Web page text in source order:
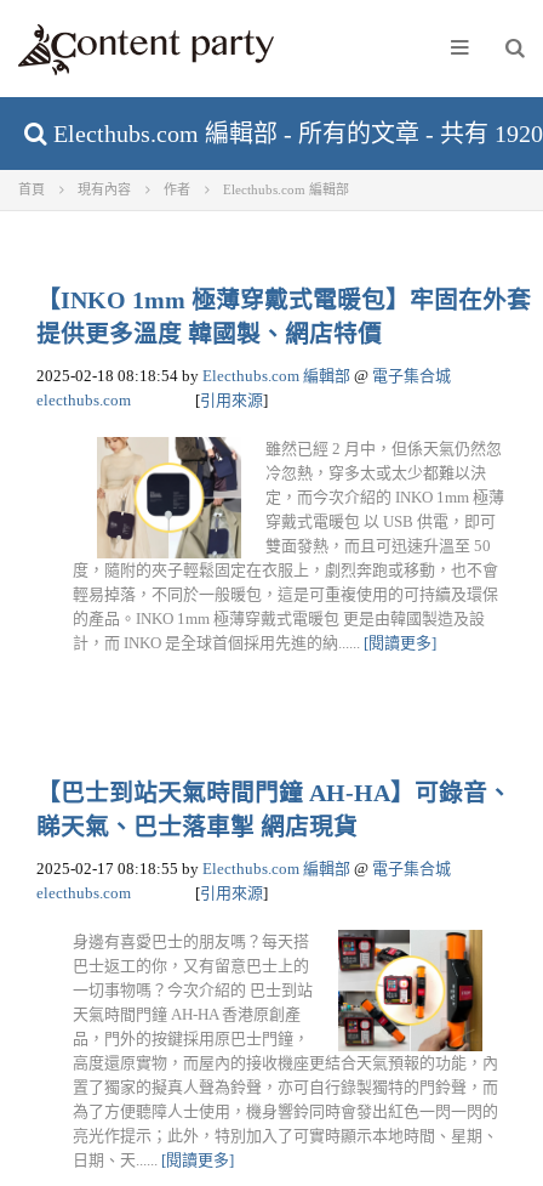
Electhubs.com 編輯部 - 所有的文章 - 共有
首頁 現有內容 作者 Electhubs.com 編輯部
【INKO 1mm 極薄穿戴式電暖包】牢固在外套
提供更多溫度 韓國製、網店特價
2025-02-18 08:18:54 by Electhubs.com 編輯部 @ 電子集合城
electhubs.com
[引用來源]
雖然已經 2 月中，但係天氣仍然忽
冷忽熱，穿多太或太少都難以決
定，而今次介紹的 INKO 1mm 極薄
穿戴式電暖包 以 USB 供電，即可
雙面發熱，而且可迅速升溫至 50
度，隨附的夾子輕鬆固定在衣服上，劇烈奔跑或移動，也不會
輕易掉落，不同於一般暖包，這是可重複使用的可持續及環保
的產品。INKO 1mm 極薄穿戴式電暖包 更是由韓國製造及設
計，而 INKO 是全球首個採用先進的納...... [閱讀更多]
【巴士到站天氣時間門鐘 AH-HA】可錄音、
睇天氣、巴士落車掣 網店現貨
2025-02-17 08:18:55 by Electhubs.com 編輯部 @ 電子集合城
electhubs.com
[引用來源]
身邊有喜愛巴士的朋友嗎？每天搭
巴士返工的你，又有留意巴士上的
一切事物嗎？今次介紹的 巴士到站
天氣時間門鐘 AH-HA 香港原創產
品，門外的按鍵採用原巴士門鐘，
高度還原實物，而屋內的接收機座更結合天氣預報的功能，內
置了獨家的擬真人聲為鈴聲，亦可自行錄製獨特的門鈴聲，而
為了方便聽障人士使用，機身響鈴同時會發出紅色一閃一閃的
亮光作提示；此外，特別加入了可實時顯示本地時間、星期、
日期、天...... [閱讀更多]